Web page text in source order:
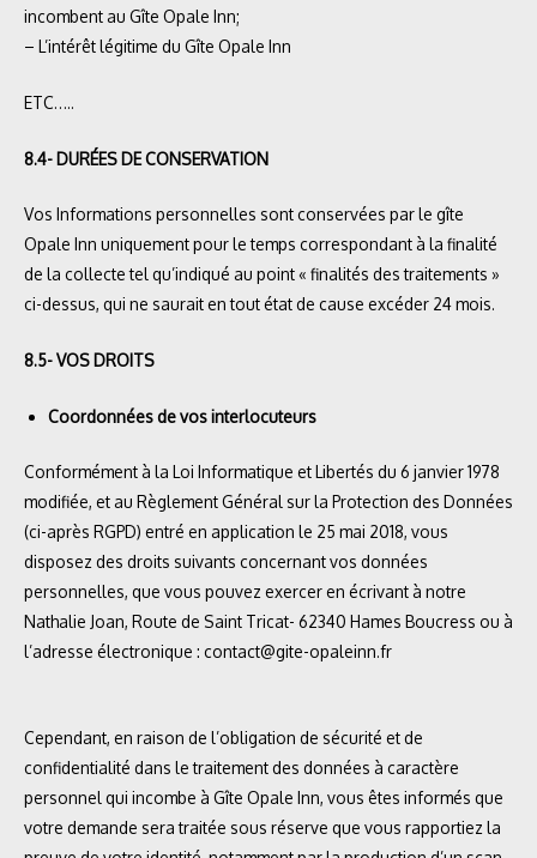
incombent au Gîte Opale Inn;
– L’intérêt légitime du Gîte Opale Inn
ETC…..
8.4- DURÉES DE CONSERVATION
Vos Informations personnelles sont conservées par le gîte
Opale Inn uniquement pour le temps correspondant à la finalité
de la collecte tel qu’indiqué au point « finalités des traitements »
ci-dessus, qui ne saurait en tout état de cause excéder 24 mois.
8.5- VOS DROITS
Coordonnées de vos interlocuteurs
Conformément à la Loi Informatique et Libertés du 6 janvier 1978
modifiée, et au Règlement Général sur la Protection des Données
(ci-après RGPD) entré en application le 25 mai 2018, vous
disposez des droits suivants concernant vos données
personnelles, que vous pouvez exercer en écrivant à notre
Nathalie Joan, Route de Saint Tricat- 62340 Hames Boucress ou à
l’adresse électronique : contact@gite-opaleinn.fr
Cependant, en raison de l’obligation de sécurité et de
confidentialité dans le traitement des données à caractère
personnel qui incombe à Gîte Opale Inn, vous êtes informés que
votre demande sera traitée sous réserve que vous rapportiez la